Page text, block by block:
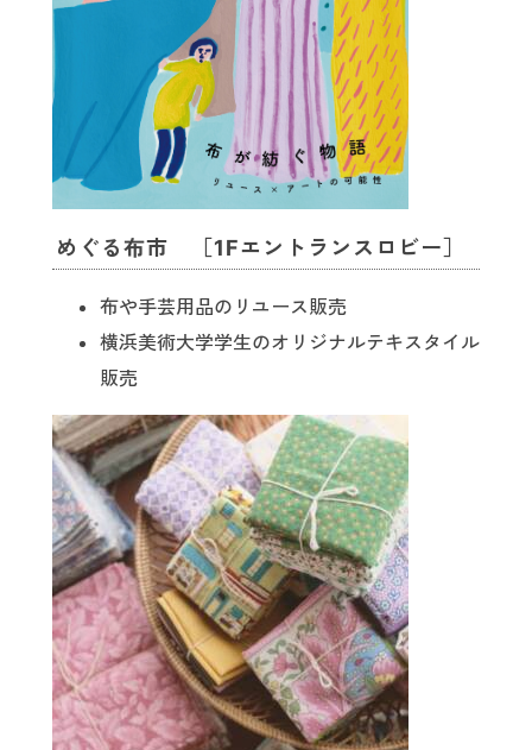
めぐる布市 ［1Fエントランスロビー］
布や手芸用品のリユース販売
横浜美術大学学生のオリジナルテキスタイル
販売